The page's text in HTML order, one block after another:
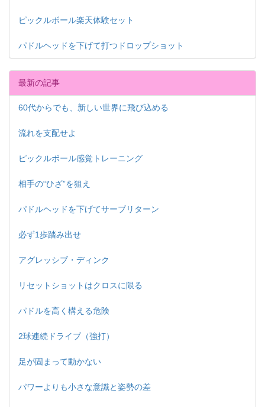
ピックルボール楽天体験セット
パドルヘッドを下げて打つドロップショット
最新の記事
60代からでも、新しい世界に飛び込める
流れを支配せよ
ピックルボール感覚トレーニング
相手の“ひざ”を狙え
パドルヘッドを下げてサーブリターン
必ず1歩踏み出せ
アグレッシブ・ディンク
リセットショットはクロスに限る
パドルを高く構える危険
2球連続ドライブ（強打）
足が固まって動かない
パワーよりも小さな意識と姿勢の差